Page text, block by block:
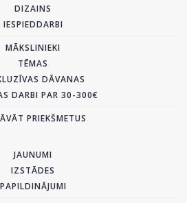
DIZAINS
IESPIEDDARBI
MĀKSLINIEKI
TĒMAS
DĀVANAS
DARBI PAR 30-300€
PRIEKŠMETUS
JAUNUMI
IZSTĀDES
PAPILDINĀJUMI